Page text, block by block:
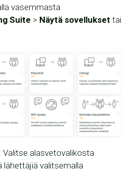
vasemmasta
Suite > Näytä sovellukset tai
. Valitse alasvetovalikosta
lähettäjiä valitsemalla